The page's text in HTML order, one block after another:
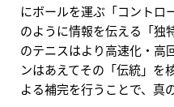
にボールを運ぶ「コントロ
のように情報を伝える「独
のテニスはより高速化・高
ンはあえてその「伝統」を
よる補完を行うことで、真